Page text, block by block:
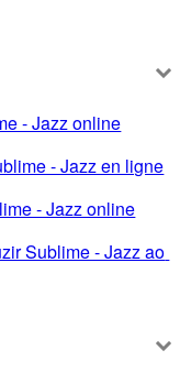
- Jazz online
- Jazz en ligne
- Jazz online
Sublime - Jazz ao